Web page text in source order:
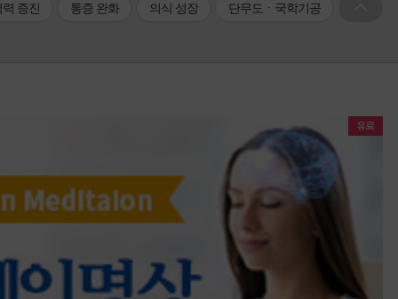
증진 통증 완화 의식 성장 단무도ㆍ국학기공